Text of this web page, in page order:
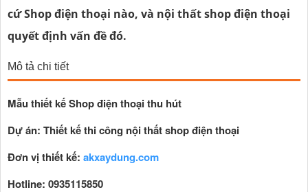
cứ Shop điện thoại nào, và nội thất shop điện thoại
quyết định vấn đề đó.
Mô tả chi tiết
Mẫu thiết kế Shop điện thoại thu hút
Dự án: Thiết kế thi công nội thất shop điện thoại
Đơn vị thiết kế: akxaydung.com
Hotline: 0935115850